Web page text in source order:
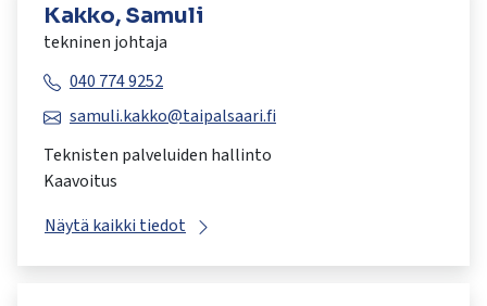
Kakko, Samuli
tekninen johtaja
040 774 9252
samuli.kakko@taipalsaari.fi
Teknisten palveluiden hallinto
Kaavoitus
Näytä kaikki tiedot